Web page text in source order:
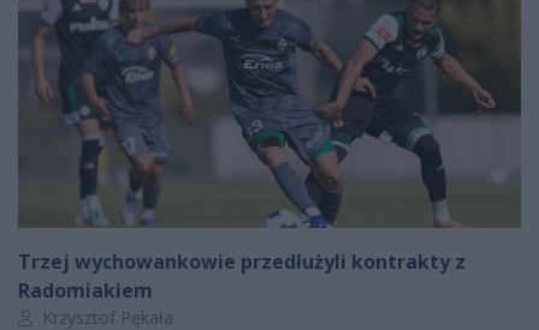
Trzej wychowankowie przedłużyli kontrakty z
Radomiakiem
Autor artykułu:
Krzysztof Pękała